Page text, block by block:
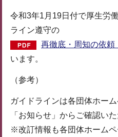
令和3年1月19日付で厚生労
ライン遵守の
再徹底・周知の依頼
います。
（参考）
ガイドラインは各団体ホー
「お知らせ」からご確認いた
※改訂情報も各団体ホームペ